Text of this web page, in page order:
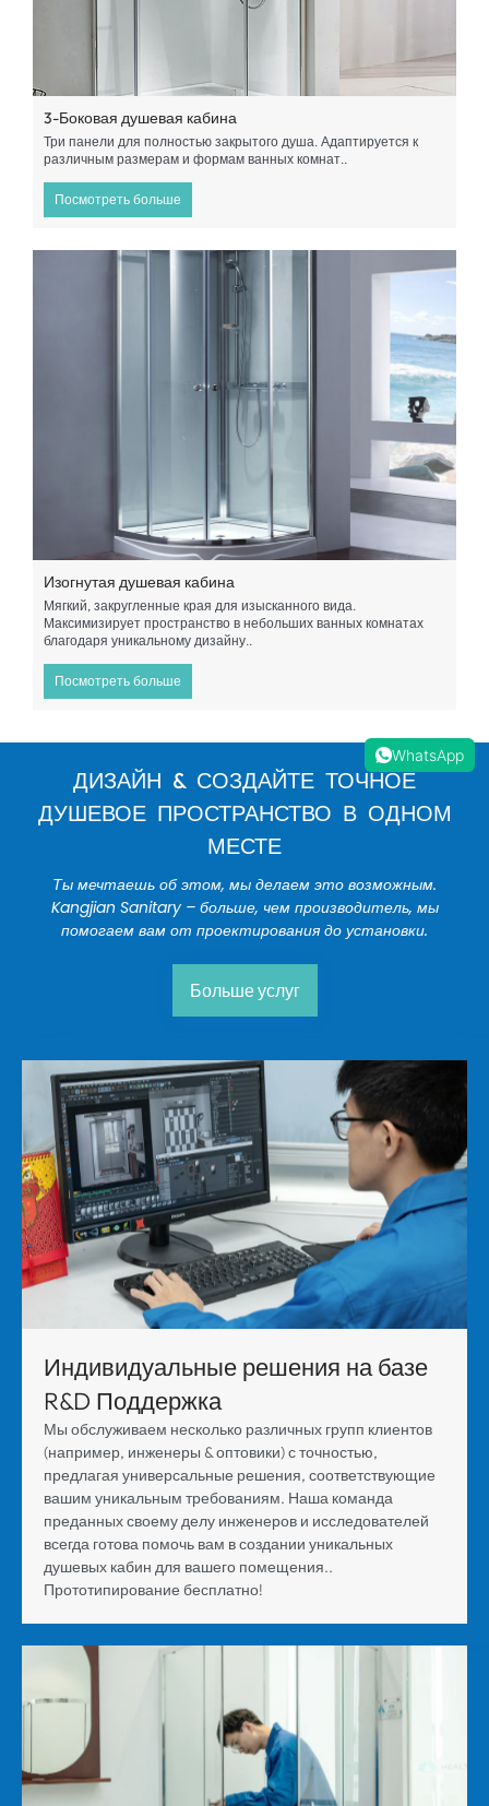
3-Боковая душевая кабина
Три панели для полностью закрытого душа. Адаптируется к
различным размерам и формам ванных комнат..
Посмотреть больше
Изогнутая душевая кабина
Мягкий, закругленные края для изысканного вида.
Максимизирует пространство в небольших ванных комнатах
благодаря уникальному дизайну..
Посмотреть больше
Индивидуальные решения на базе
R&D Поддержка
Мы обслуживаем несколько различных групп клиентов
(например, инженеры & оптовики) с точностью,
предлагая универсальные решения, соответствующие
вашим уникальным требованиям. Наша команда
преданных своему делу инженеров и исследователей
всегда готова помочь вам в создании уникальных
душевых кабин для вашего помещения..
Прототипирование бесплатно!
ДИЗАЙН & СОЗДАЙТЕ ТОЧНОЕ
ДУШЕВОЕ ПРОСТРАНСТВО В ОДНОМ
МЕСТЕ
Ты мечтаешь об этом, мы делаем это возможным.
Kangjian Sanitary – больше, чем производитель, мы
помогаем вам от проектирования до установки.
Больше услуг
WhatsApp